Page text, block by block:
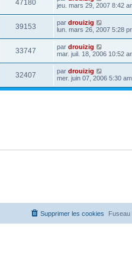
47180
jeu. mars 29, 2007 8:42
39153 par drouizig
lun. mars 26, 2007 5:28
33747 par drouizig
mar. juil. 18, 2006 10:52
32407 par drouizig
mer. juin 07, 2006 5:30 am
Fuseau
Supprimer les cookies